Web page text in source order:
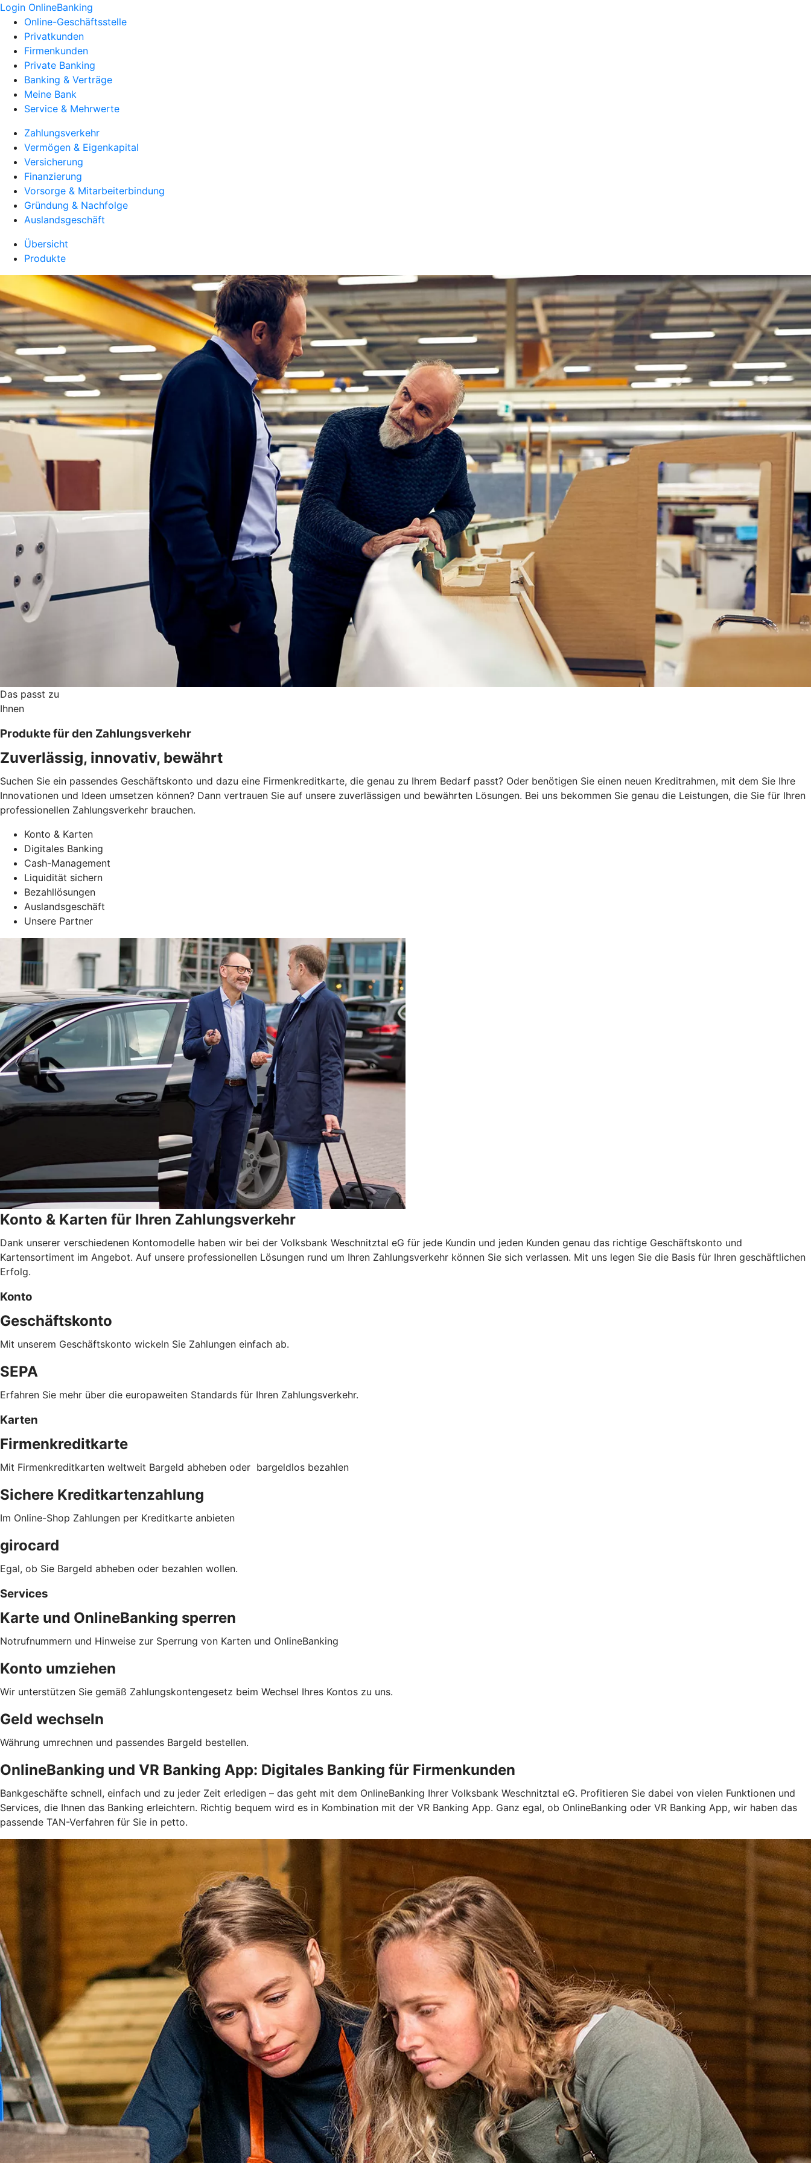
Login OnlineBanking
Online-Geschäftsstelle
Privatkunden
Firmenkunden
Private Banking
Banking & Verträge
Meine Bank
Service & Mehrwerte
Zahlungsverkehr
Vermögen & Eigenkapital
Versicherung
Finanzierung
Vorsorge & Mitarbeiterbindung
Gründung & Nachfolge
Auslandsgeschäft
Übersicht
Produkte
Das passt zu
Ihnen
Produkte für den Zahlungsverkehr
Zuverlässig, innovativ, bewährt
Suchen Sie ein passendes Geschäftskonto und dazu eine Firmenkreditkarte, die genau zu Ihrem Bedarf passt? Oder benötigen Sie einen neuen Kreditrahmen, mit dem Sie Ihre
Innovationen und Ideen umsetzen können? Dann vertrauen Sie auf unsere zuverlässigen und bewährten Lösungen. Bei uns bekommen Sie genau die Leistungen, die Sie für Ihren
professionellen Zahlungsverkehr brauchen.
Konto & Karten
Digitales Banking
Cash-Management
Liquidität sichern
Bezahllösungen
Auslandsgeschäft
Unsere Partner
Konto & Karten für Ihren Zahlungsverkehr
Dank unserer verschiedenen Kontomodelle haben wir bei der Volksbank Weschnitztal eG für jede Kundin und jeden Kunden genau das richtige Geschäftskonto und
Kartensortiment im Angebot. Auf unsere professionellen Lösungen rund um Ihren Zahlungsverkehr können Sie sich verlassen. Mit uns legen Sie die Basis für Ihren geschäftlichen
Erfolg.
Konto
Geschäftskonto
Mit unserem Geschäftskonto wickeln Sie Zahlungen einfach ab.
SEPA
Erfahren Sie mehr über die europaweiten Standards für Ihren Zahlungsverkehr.
Karten
Firmenkreditkarte
Mit Firmenkreditkarten weltweit Bargeld abheben oder bargeldlos bezahlen
Sichere Kreditkartenzahlung
Im Online-Shop Zahlungen per Kreditkarte anbieten
girocard
Egal, ob Sie Bargeld abheben oder bezahlen wollen.
Services
Karte und OnlineBanking sperren
Notrufnummern und Hinweise zur Sperrung von Karten und OnlineBanking
Konto umziehen
Wir unterstützen Sie gemäß Zahlungskontengesetz beim Wechsel Ihres Kontos zu uns.
Geld wechseln
Währung umrechnen und passendes Bargeld bestellen.
OnlineBanking und VR Banking App: Digitales Banking für Firmenkunden
Bankgeschäfte schnell, einfach und zu jeder Zeit erledigen – das geht mit dem OnlineBanking Ihrer Volksbank Weschnitztal eG. Profitieren Sie dabei von vielen Funktionen und
Services, die Ihnen das Banking erleichtern. Richtig bequem wird es in Kombination mit der VR Banking App. Ganz egal, ob OnlineBanking oder VR Banking App, wir haben das
passende TAN-Verfahren für Sie in petto.